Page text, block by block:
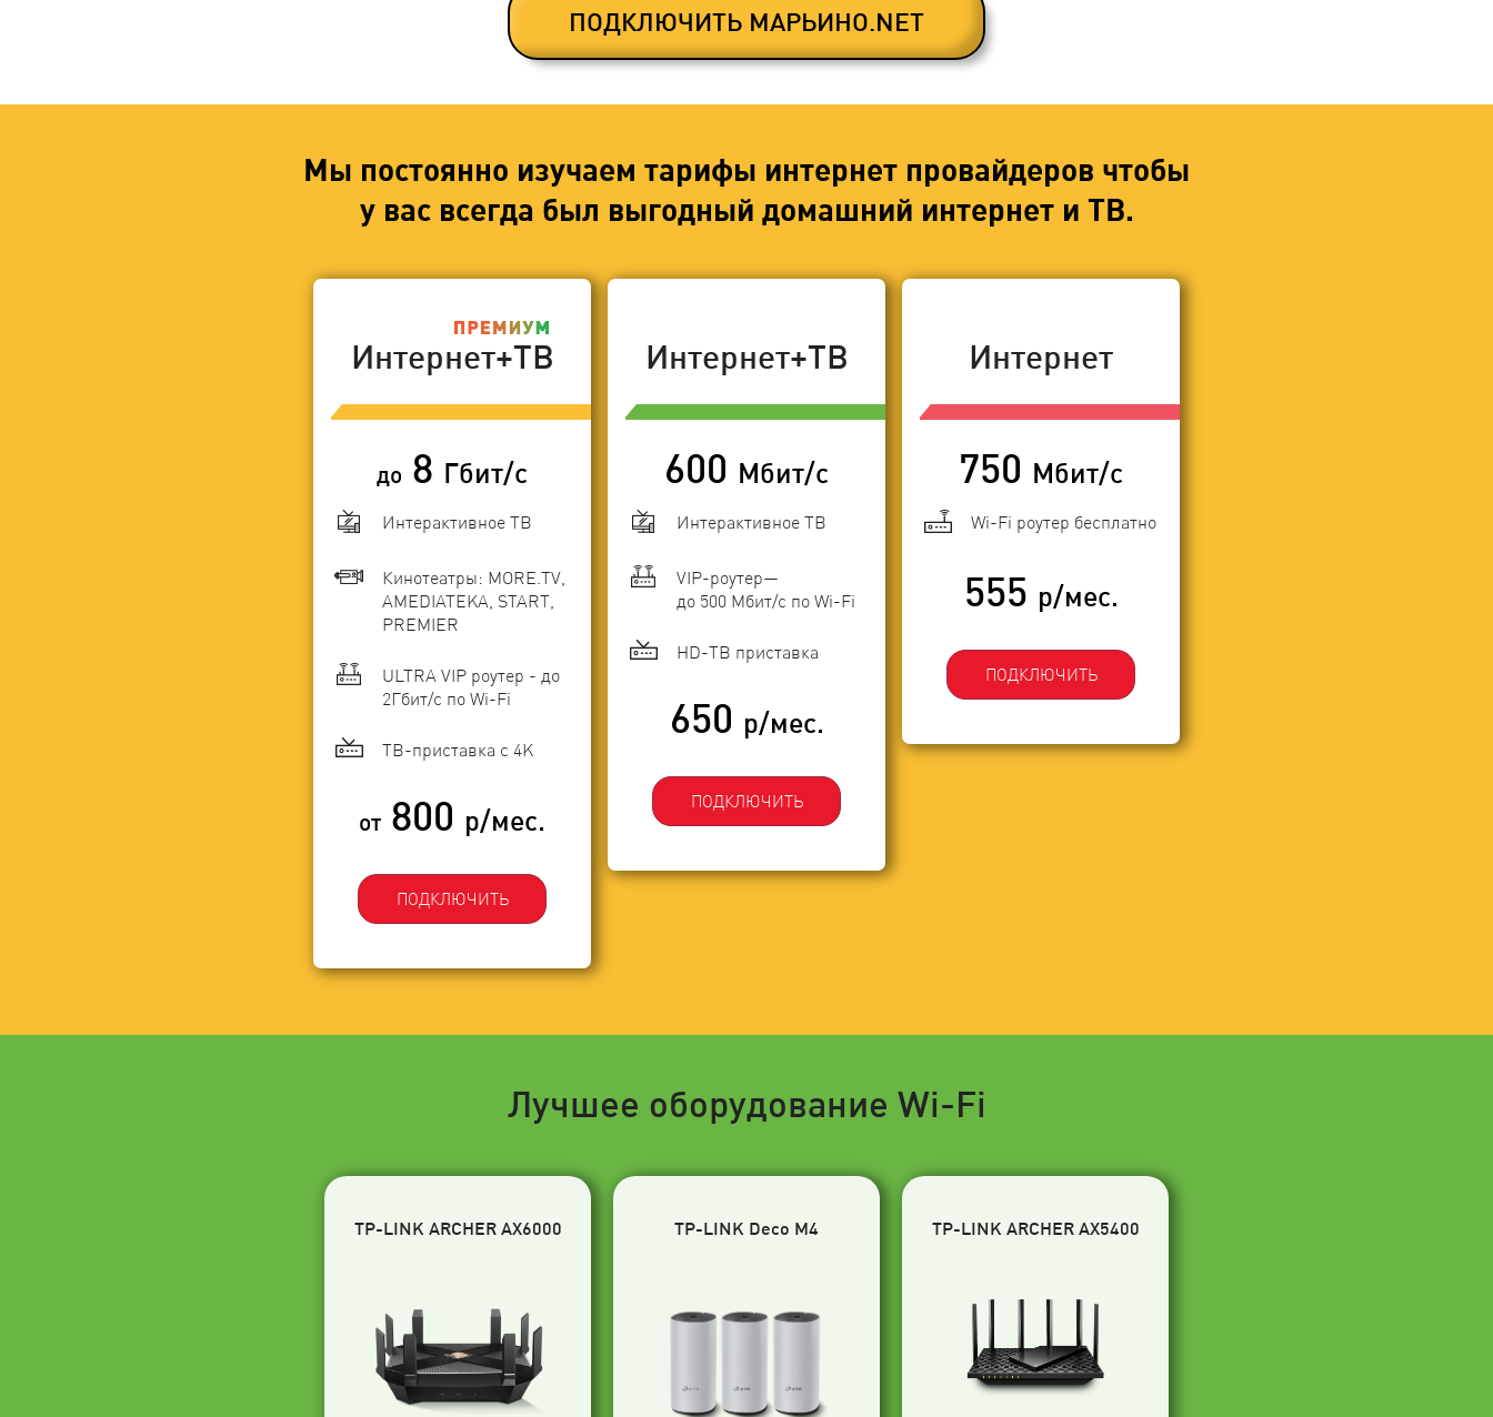
ПОДКЛЮЧИТЬ МАРЬИНО.NET
Мы постоянно изучаем тарифы интернет провайдеров чтобы
у вас всегда был выгодный домашний интернет и ТВ.
Интернет+ТВ
до 8 Гбит/с
Интерактивное ТВ
Кинотеатры: MORE.TV,
AMEDIATEKA, START,
PREMIER
ULTRA VIP роутер - до
2Гбит/c по Wi-Fi
ТВ-приставка с 4K
от 800 р/мес.
ПОДКЛЮЧИТЬ
Интернет+ТВ
600 Мбит/с
Интерактивное ТВ
VIP-роутер—
до 500 Мбит/с по Wi-Fi
HD-ТВ приставка
650 р/мес.
ПОДКЛЮЧИТЬ
Интернет
750 Мбит/с
Wi-Fi роутер бесплатно
555 р/мес.
ПОДКЛЮЧИТЬ
Лучшее оборудование Wi-Fi
TP-LINK ARCHER AX6000 TP-LINK Deco M4 TP-LINK ARCHER AX5400